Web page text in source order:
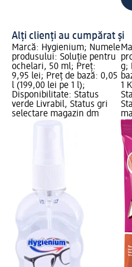
Alți clienți au cumpărat și
Marcă: Hygienium; Numele
produsului: Soluție pentru
ochelari, 50 ml; Preț:
9,95 lei; Preț de bază: 0,05
l (199,00 lei pe 1 l);
Disponibilitate: Status
verde Livrabil, Status gri
selectare magazin dm
g;
1